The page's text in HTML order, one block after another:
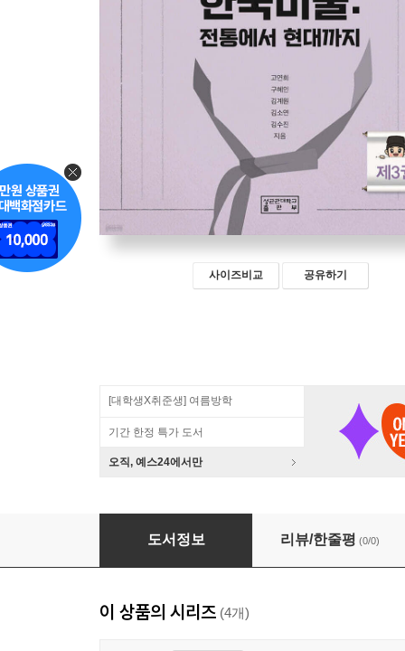
사이즈비교 공유하기
[대학생X취준생] 여름방학
기간 한정 특가 도서
오직, 예스24에서만
한국미술 : 전통에서 현대까지
도서정보 리뷰/한줄평 (0/0)
이 상품의 시리즈 (4개)